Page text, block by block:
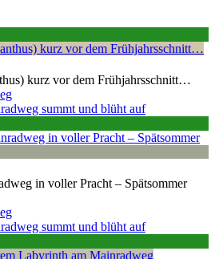
kurz vor dem Frühjahrsschnitt…
summt und blüht auf
in voller Pracht – Spätsommer
summt und blüht auf